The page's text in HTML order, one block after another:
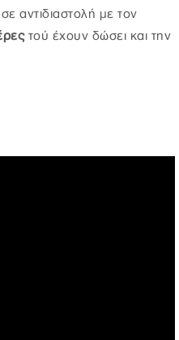
αντιδιαστολή με τον
τού έχουν δώσει και την